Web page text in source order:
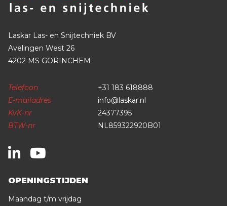
Laskar Las- en Snijtechniek BV
Avelingen West 26
4202 MS GORINCHEM
Telefoon
+31 183 618888
E-mailadres
info@laskar.nl
KvK-nr
24377395
BTW-nr
NL859322920B01
OPENINGSTIJDEN
Maandag t/m vrijdag